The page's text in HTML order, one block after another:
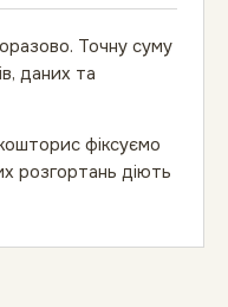
Точну суму
даних та
фіксуємо
розгортань діють